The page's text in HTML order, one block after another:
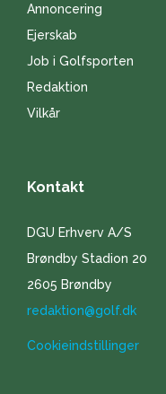
Annoncering
Ejerskab
Job i Golfsporten
Redaktion
Vilkår
Kontakt
DGU Erhverv A/S
Brøndby Stadion 20
2605 Brøndby
redaktion@golf.dk
Cookieindstillinger